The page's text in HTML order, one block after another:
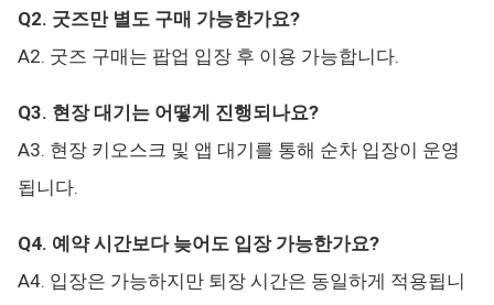
Q2. 굿즈만 별도 구매 가능한가요?
A2. 굿즈 구매는 팝업 입장 후 이용 가능합니다.
Q3. 현장 대기는 어떻게 진행되나요?
A3. 현장 키오스크 및 앱 대기를 통해 순차 입장이 운영
됩니다.
Q4. 예약 시간보다 늦어도 입장 가능한가요?
A4. 입장은 가능하지만 퇴장 시간은 동일하게 적용됩니